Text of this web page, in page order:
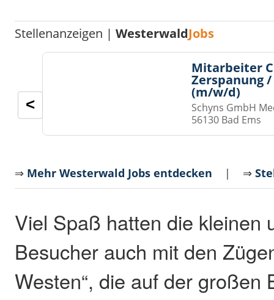
Stellenanzeigen |WesterwaldJobs
Mitarbeiter
Zerspanung
(m/w/d)
Schyns GmbH
56130 Bad Ems
<
⇒ Mehr Westerwald Jobs entdecken | ⇒
Viel Spaß hatten die kleinen
Besucher auch mit den
Westen“, die auf der großen